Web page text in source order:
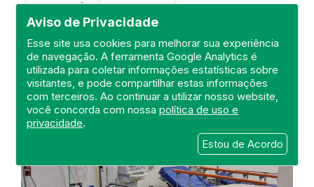
Aviso de Privacidade
Esse site usa cookies para melhorar sua experiência
de navegação. A ferramenta Google Analytics é
utilizada para coletar informações estatísticas sobre
visitantes, e pode compartilhar estas informações
com terceiros. Ao continuar a utilizar nosso website,
você concorda com nossapolítica de uso e
privacidade.
Estou de Acordo
FISCALIZAÇÃO
RIO DE JANEIRO
REGIÃO METROPOLITANA I
DEFIS